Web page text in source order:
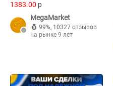
1383.00 p
MegaMarket
99%, 10327 отзывов
на рынке 9 лет